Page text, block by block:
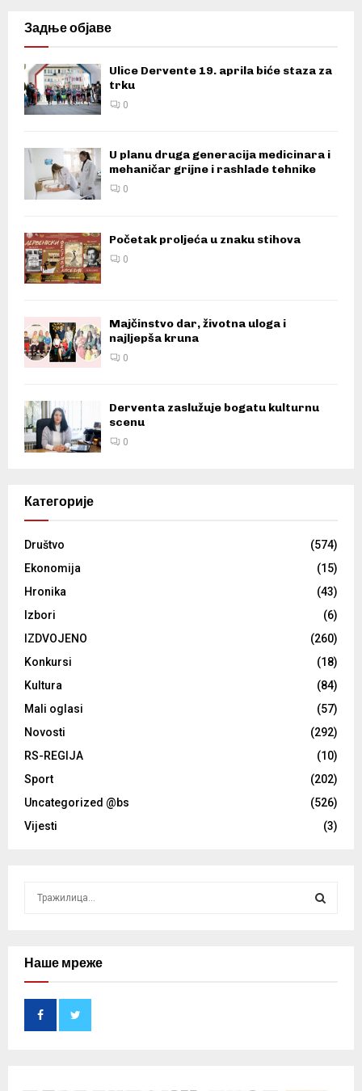
Задње објаве
Ulice Dervente 19. aprila biće staza za
trku
0
U planu druga generacija medicinara i
mehaničar grijne i rashlade tehnike
0
Početak proljeća u znaku stihova
0
Majčinstvo dar, životna uloga i
najljepša kruna
0
Derventa zaslužuje bogatu kulturnu
scenu
0
Категорије
Društvo
(574)
Ekonomija
(15)
Hronika
(43)
Izbori
(6)
IZDVOJENO
(260)
Konkursi
(18)
Kultura
(84)
Mali oglasi
(57)
Novosti
(292)
RS-REGIJA
(10)
Sport
(202)
Uncategorized @bs
(526)
Vijesti
(3)
cНаше мреже